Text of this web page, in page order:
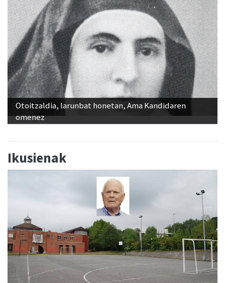
Otoitzaldia, larunbat honetan, Ama Kandidaren
omenez
Ikusienak